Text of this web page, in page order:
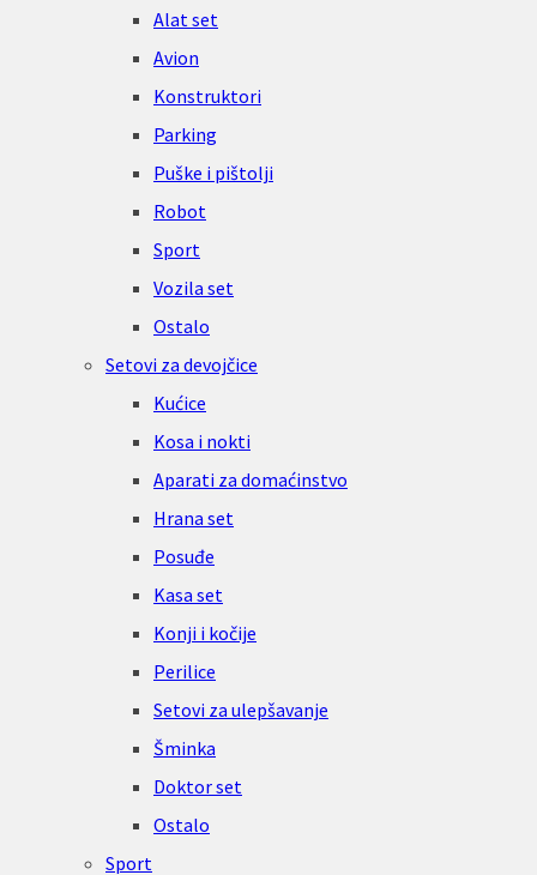
Alat set
Avion
Konstruktori
Parking
Puške i pištolji
Robot
Sport
Vozila set
Ostalo
Setovi za devojčice
Kućice
Kosa i nokti
Aparati za domaćinstvo
Hrana set
Posuđe
Kasa set
Konji i kočije
Perilice
Setovi za ulepšavanje
Šminka
Doktor set
Ostalo
Sport